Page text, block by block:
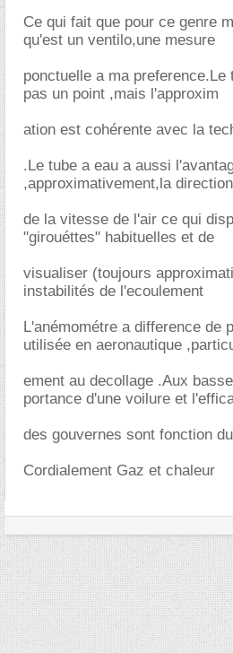
Ce qui fait que pour ce genre
qu'est un ventilo,une mesure
ponctuelle a ma preference.Le
pas un point ,mais l'approxim
ation est cohérente avec la
.Le tube a eau a aussi
,approximativement,la direction
de la vitesse de l'air ce qui
"girouéttes" habituelles et de
visualiser (toujours
instabilités de l'ecoulement
L'anémométre a difference de
utilisée en aeronautique
ement au decollage .Aux
portance d'une voilure et
des gouvernes sont fonction
Cordialement Gaz et chaleur